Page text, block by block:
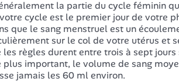
la partie du cycle féminin
cycle est le premier jour de votre
que le sang menstruel est un
sur le col de votre utérus et
les règles durent entre trois à sept
important, le volume de sang
jamais les 60 ml environ.